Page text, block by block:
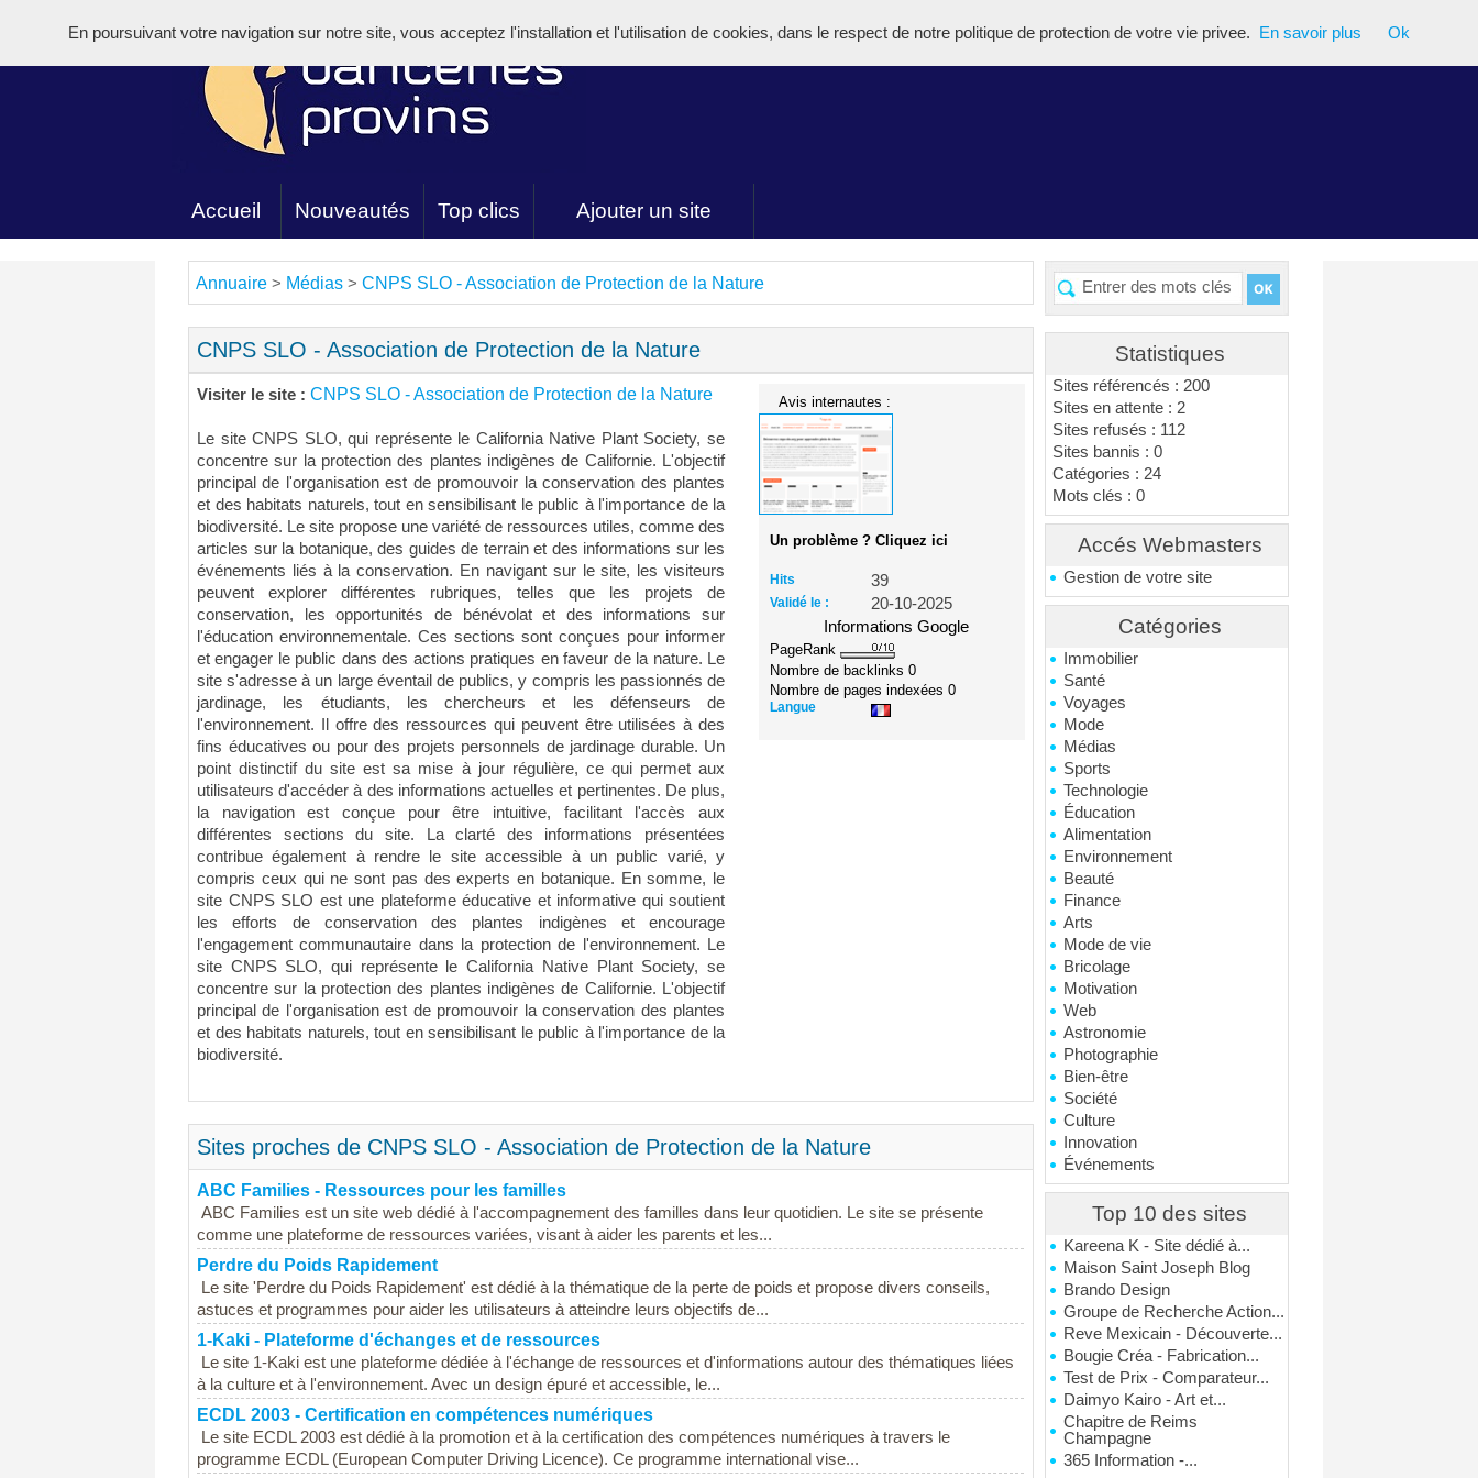
Accueil Nouveautés Top clics Ajouter un site
Statistiques
Sites référencés : 200
Sites en attente : 2
Sites refusés : 112
Sites bannis : 0
Catégories : 24
Mots clés : 0
Accés Webmasters
Gestion de votre site
Catégories
Immobilier
Santé
Voyages
Mode
Médias
Sports
Technologie
Éducation
Alimentation
Environnement
Beauté
Finance
Arts
Mode de vie
Bricolage
Motivation
Web
Astronomie
Photographie
Bien-être
Société
Culture
Innovation
Événements
Top 10 des sites
Kareena K - Site dédié à...
Maison Saint Joseph Blog
Brando Design
Groupe de Recherche Action...
Reve Mexicain - Découverte...
Bougie Créa - Fabrication...
Test de Prix - Comparateur...
Daimyo Kairo - Art et...
Chapitre de Reims
Champagne
365 Information -...
Annuaire > Médias > CNPS SLO - Association de Protection de la Nature
CNPS SLO - Association de Protection de la Nature
Visiter le site : CNPS SLO - Association de Protection de la Nature
Le site CNPS SLO, qui représente le California Native Plant Society, se
concentre sur la protection des plantes indigènes de Californie. L'objectif
principal de l'organisation est de promouvoir la conservation des plantes
et des habitats naturels, tout en sensibilisant le public à l'importance de la
biodiversité. Le site propose une variété de ressources utiles, comme des
articles sur la botanique, des guides de terrain et des informations sur les
événements liés à la conservation. En navigant sur le site, les visiteurs
peuvent explorer différentes rubriques, telles que les projets de
conservation, les opportunités de bénévolat et des informations sur
l'éducation environnementale. Ces sections sont conçues pour informer
et engager le public dans des actions pratiques en faveur de la nature. Le
site s'adresse à un large éventail de publics, y compris les passionnés de
jardinage, les étudiants, les chercheurs et les défenseurs de
l'environnement. Il offre des ressources qui peuvent être utilisées à des
fins éducatives ou pour des projets personnels de jardinage durable. Un
point distinctif du site est sa mise à jour régulière, ce qui permet aux
utilisateurs d'accéder à des informations actuelles et pertinentes. De plus,
la navigation est conçue pour être intuitive, facilitant l'accès aux
différentes sections du site. La clarté des informations présentées
contribue également à rendre le site accessible à un public varié, y
compris ceux qui ne sont pas des experts en botanique. En somme, le
site CNPS SLO est une plateforme éducative et informative qui soutient
les efforts de conservation des plantes indigènes et encourage
l'engagement communautaire dans la protection de l'environnement. Le
site CNPS SLO, qui représente le California Native Plant Society, se
concentre sur la protection des plantes indigènes de Californie. L'objectif
principal de l'organisation est de promouvoir la conservation des plantes
et des habitats naturels, tout en sensibilisant le public à l'importance de la
biodiversité.
Avis internautes :
Un problème ? Cliquez ici
Hits 39
Validé le :
20-10-2025
Informations Google
PageRank
Nombre de backlinks0
Nombre de pages indexées0
Langue
Sites proches de CNPS SLO - Association de Protection de la Nature
ABC Families - Ressources pour les familles
ABC Families est un site web dédié à l'accompagnement des familles dans leur quotidien. Le site se présente
comme une plateforme de ressources variées, visant à aider les parents et les...
Perdre du Poids Rapidement
Le site 'Perdre du Poids Rapidement' est dédié à la thématique de la perte de poids et propose divers conseils,
astuces et programmes pour aider les utilisateurs à atteindre leurs objectifs de...
1-Kaki - Plateforme d'échanges et de ressources
Le site 1-Kaki est une plateforme dédiée à l'échange de ressources et d'informations autour des thématiques liées
à la culture et à l'environnement. Avec un design épuré et accessible, le...
ECDL 2003 - Certification en compétences numériques
Le site ECDL 2003 est dédié à la promotion et à la certification des compétences numériques à travers le
programme ECDL (European Computer Driving Licence). Ce programme international vise...
En poursuivant votre navigation sur notre site, vous acceptez l'installation et l'utilisation de cookies, dans le respect de notre politique de protection de votre vie privee. En savoir plus Ok